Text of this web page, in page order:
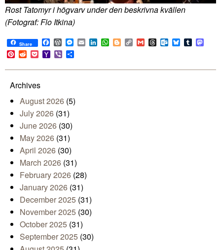
Rost Tatomyr i högvarv under den beskrivna kvällen
(Fotograf: Flo Itkina)
Share Facebook
WordPress
Messenger
EmailLinkedIn
WhatsApp
BloggerCopy
Link
GmailThreadsOutlook.com
BlueskyTumblr
Pinterest
RedditPocketYahoo
Mail
Viber
Archives
August 2026 (5)
July 2026 (31)
June 2026 (30)
May 2026 (31)
April 2026 (30)
March 2026 (31)
February 2026 (28)
January 2026 (31)
December 2025 (31)
November 2025 (30)
October 2025 (31)
September 2025 (30)